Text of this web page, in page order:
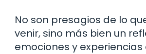
No son presagios de lo
venir, sino más bien un
emociones y experiencias